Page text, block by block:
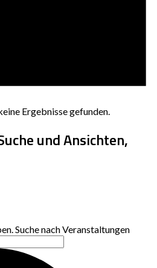
Ergebnisse gefunden.
und Ansichten,
Suche nach Veranstaltungen